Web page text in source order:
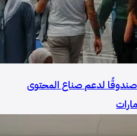
صندوقًا لدعم صناع المحتوى